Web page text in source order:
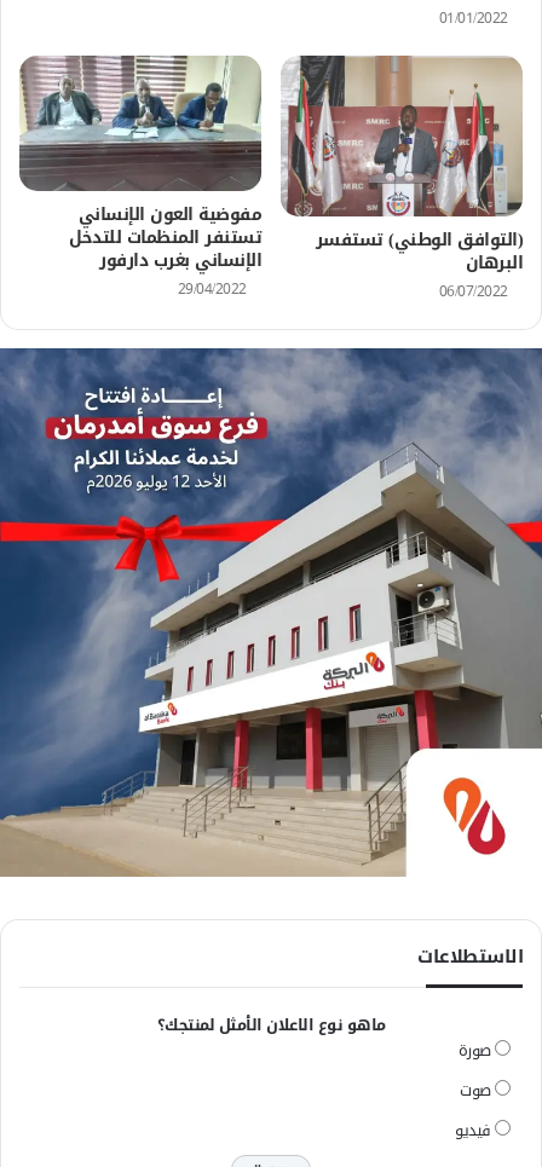
01/01/2022
(التوافق الوطني) تستفسر
البرهان
06/07/2022
مفوضية العون الإنساني
تستنفر المنظمات للتدخل
الإنساني بغرب دارفور
29/04/2022
الاستطلاعات
ماهو نوع الاعلان الأمثل لمنتجك؟
صورة
صوت
فيديو